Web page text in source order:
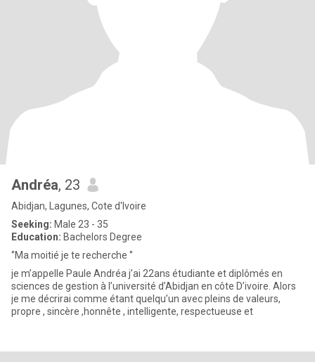
Andréa, 23
Abidjan, Lagunes, Cote d'Ivoire
Seeking: Male 23 - 35
Education: Bachelors Degree
‘’Ma moitié je te recherche ‘’
je m’appelle Paule Andréa j’ai 22ans étudiante et diplômés en
sciences de gestion à l’université d’Abidjan en côte D’ivoire. Alors
je me décrirai comme étant quelqu’un avec pleins de valeurs,
propre , sincère ,honnête , intelligente, respectueuse et